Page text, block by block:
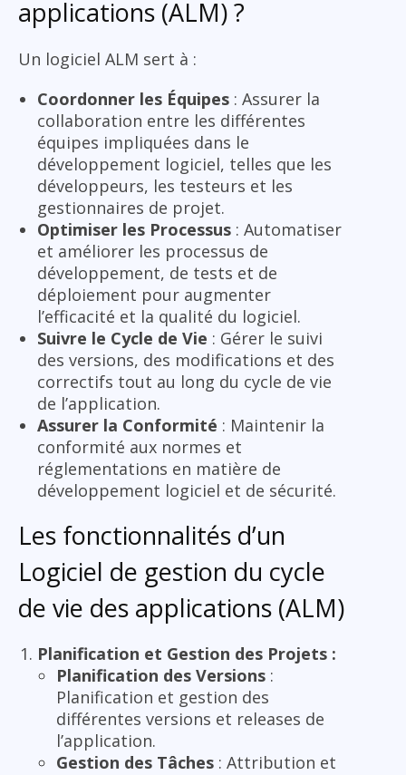
applications (ALM) ?
Un logiciel ALM sert à :
Coordonner les Équipes : Assurer la
collaboration entre les différentes
équipes impliquées dans le
développement logiciel, telles que les
développeurs, les testeurs et les
gestionnaires de projet.
Optimiser les Processus : Automatiser
et améliorer les processus de
développement, de tests et de
déploiement pour augmenter
l’efficacité et la qualité du logiciel.
Suivre le Cycle de Vie : Gérer le suivi
des versions, des modifications et des
correctifs tout au long du cycle de vie
de l’application.
Assurer la Conformité : Maintenir la
conformité aux normes et
réglementations en matière de
développement logiciel et de sécurité.
Les fonctionnalités d’un
Logiciel de gestion du cycle
de vie des applications (ALM)
Planification et Gestion des Projets :
Planification des Versions :
Planification et gestion des
différentes versions et releases de
l’application.
Gestion des Tâches : Attribution et